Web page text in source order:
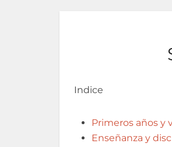
Indice
Primeros años y
Enseñanza y